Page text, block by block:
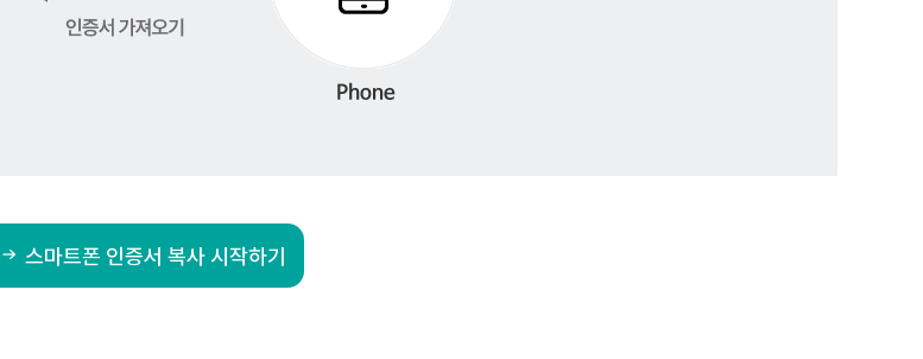
스마트폰 인증서 복사 시작하기